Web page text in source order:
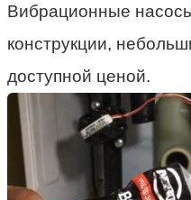
Вибрационные
конструкции,
доступной ценой.